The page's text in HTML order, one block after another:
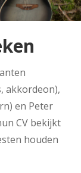
akkordeon),
en Peter
CV bekijkt
houden